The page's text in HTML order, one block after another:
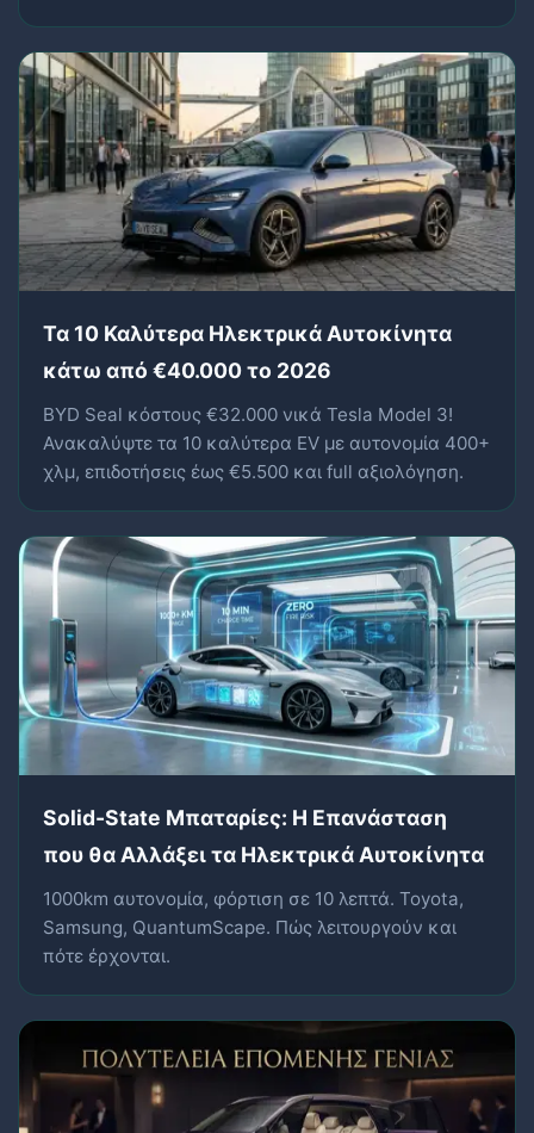
Τα 10 Καλύτερα Ηλεκτρικά Αυτοκίνητα
κάτω από €40.000 το 2026
BYD Seal κόστους €32.000 νικά Tesla Model 3!
Ανακαλύψτε τα 10 καλύτερα EV με αυτονομία 400+
χλμ, επιδοτήσεις έως €5.500 και full αξιολόγηση.
Solid-State Μπαταρίες: Η Επανάσταση
που θα Αλλάξει τα Ηλεκτρικά Αυτοκίνητα
1000km αυτονομία, φόρτιση σε 10 λεπτά. Toyota,
Samsung, QuantumScape. Πώς λειτουργούν και
πότε έρχονται.